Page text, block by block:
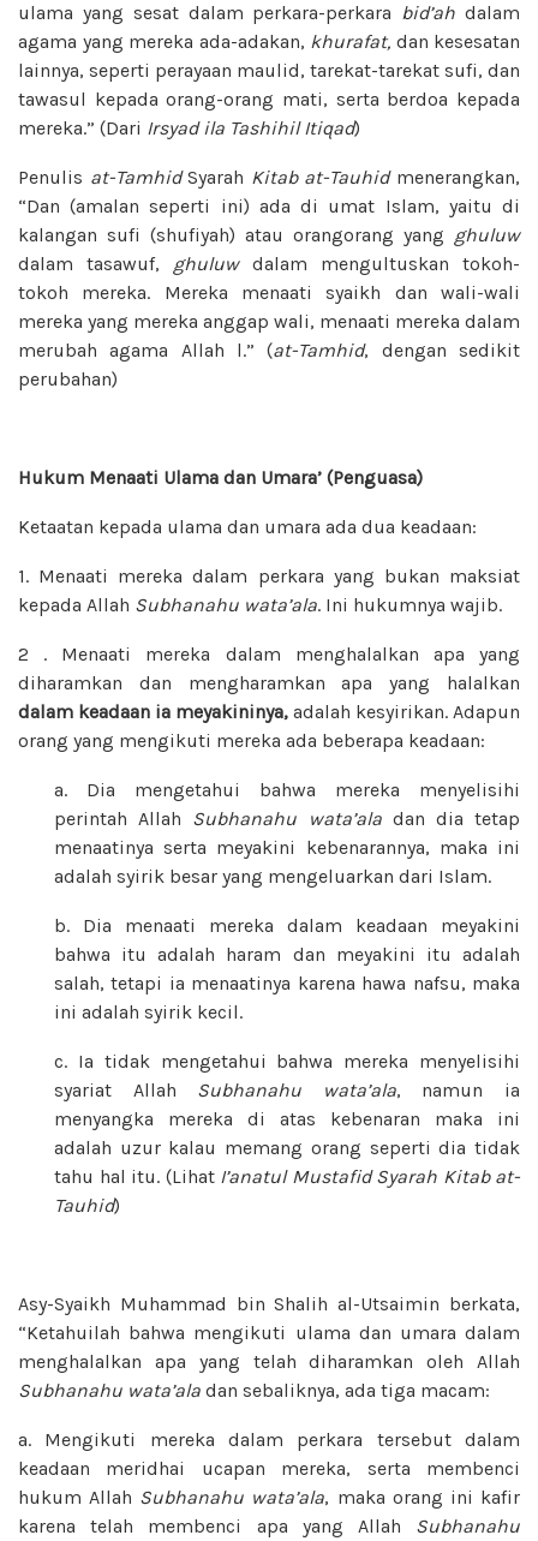
ulama yang sesat dalam perkara-perkara bid’ah dalam
agama yang mereka ada-adakan, khurafat, dan kesesatan
lainnya, seperti perayaan maulid, tarekat-tarekat sufi, dan
tawasul kepada orang-orang mati, serta berdoa kepada
mereka.” (Dari Irsyad ila Tashihil Itiqad)
Penulis at-TamhidSyarah Kitab at-Tauhid menerangkan,
“Dan (amalan seperti ini) ada di umat Islam, yaitu di
kalangan sufi (shufiyah) atau orangorang yang ghuluw
dalam tasawuf,
ghuluw dalam mengultuskan tokoh-
tokoh
mereka. Mereka menaati syaikh dan
wali-wali
mereka yang mereka anggap wali, menaati mereka dalam
merubah agama Allah l.” (at-Tamhid, dengan
sedikit
perubahan)
Hukum Menaati Ulama dan Umara’ (Penguasa)
Ketaatan kepada ulama dan umara ada dua keadaan:
1. Menaati mereka dalam perkara yang bukan maksiat
kepada Allah Subhanahu wata’ala. Ini hukumnya wajib.
2 . Menaati mereka dalam menghalalkan apa yang
diharamkan dan mengharamkan apa yang halalkan
dalam keadaan ia meyakininya, adalah kesyirikan. Adapun
orang yang mengikuti mereka ada beberapa keadaan:
a. Dia mengetahui bahwa mereka menyelisihi
perintah Allah Subhanahu wata’aladan dia tetap
menaatinya serta meyakini kebenarannya, maka ini
adalah syirik besar yang mengeluarkan dari Islam.
b. Dia menaati mereka dalam keadaan meyakini
bahwa itu adalah haram dan meyakini itu adalah
salah, tetapi ia menaatinya karena hawa nafsu, maka
ini adalah syirik kecil.
c. Ia tidak mengetahui bahwa mereka menyelisihi
syariat Allah Subhanahu wata’ala, namun ia
menyangka mereka di atas kebenaran maka ini
adalah uzur kalau memang orang seperti dia tidak
tahu hal itu. (Lihat I’anatul Mustafid Syarah Kitab at-
Tauhid)
Asy-Syaikh Muhammad bin Shalih al-Utsaimin berkata,
“Ketahuilah bahwa mengikuti ulama dan umara dalam
menghalalkan apa yang telah diharamkan oleh Allah
Subhanahu wata’ala dan sebaliknya, ada tiga macam:
a. Mengikuti mereka dalam perkara tersebut dalam
keadaan meridhai ucapan mereka, serta membenci
hukum Allah Subhanahu wata’ala, maka orang ini kafir
karena telah membenci apa yang Allah Subhanahu